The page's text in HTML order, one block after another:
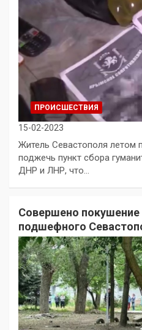
ПРОИСШЕСТВИЯ
15-02-2023
Житель Севастополя летом
поджечь пункт сбора
ДНР и ЛНР, что…
Совершено покушение
подшефного